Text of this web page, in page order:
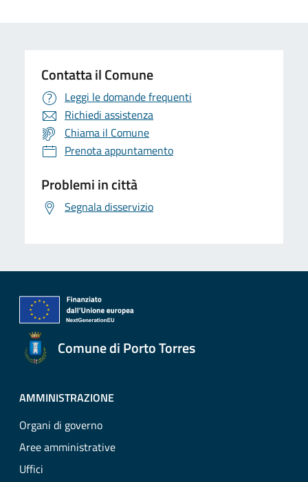
Contatta il Comune
Leggi le domande frequenti
Richiedi assistenza
Chiama il Comune
Prenota appuntamento
Problemi in città
Segnala disservizio
Comune di Porto Torres
AMMINISTRAZIONE
Organi di governo
Aree amministrative
Uffici